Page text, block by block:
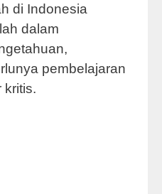
di Indonesia
dalam
pembelajaran
kritis.